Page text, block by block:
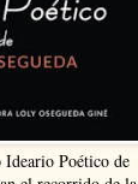
Poético de